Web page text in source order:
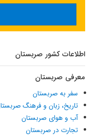
اطلاعات کشور صربستان
معرفی صربستان
سفر به صربستان
تاریخ، زبان و فرهنگ
آب و هوای صربستان
تجارت در صربستان